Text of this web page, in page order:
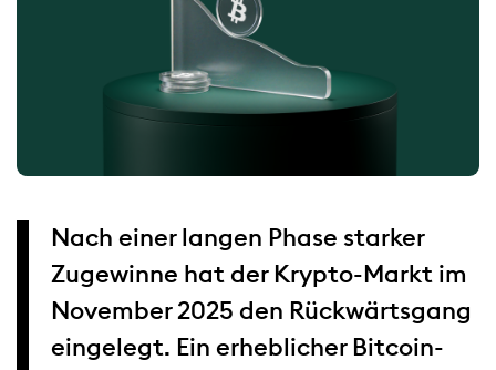
Nach einer langen Phase starker
Zugewinne hat der Krypto-Markt im
November 2025 den Rückwärtsgang
eingelegt. Ein erheblicher Bitcoin-